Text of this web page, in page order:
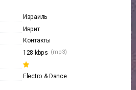
Израиль
Иврит
Контакты
128 kbps (mp3)
Electro & Dance